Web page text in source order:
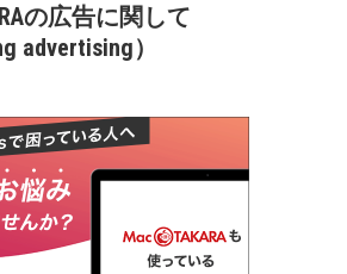
の広告に関して
advertising）